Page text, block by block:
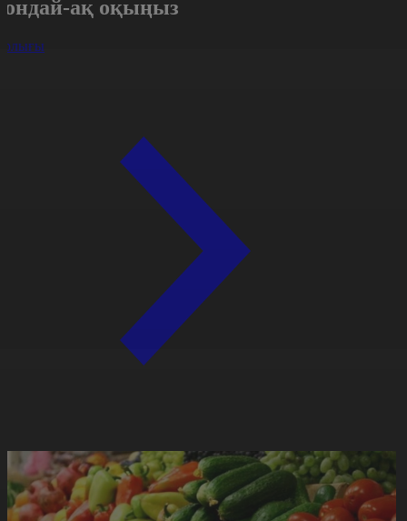
ақ оқыңыз